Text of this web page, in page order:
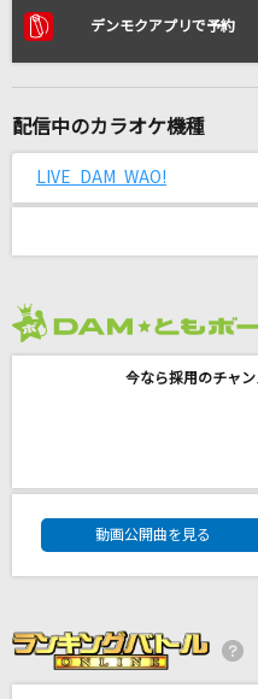
リアルタイムで
こいのうた
[生音]Tomorrow
紅蓮の弓矢
榊原ゆい
デンモクアプリで予約
配信中のカラオケ機種
LIVE DAM WAO!
今なら採用のチャ
DAM★ともボーカ
動画公開曲を見る